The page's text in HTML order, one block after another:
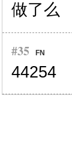
做了么
#35 FN
44254